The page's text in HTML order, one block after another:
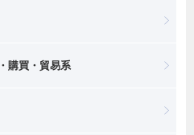
購買・貿易系